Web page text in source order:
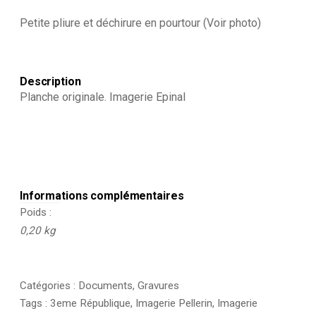
Armée
Petite pliure et déchirure en pourtour (Voir photo)
Description
Planche originale. Imagerie Epinal
Informations complémentaires
Poids
0,20 kg
Catégories : Documents, Gravures
Tags : 3eme République, Imagerie Pellerin, Imagerie